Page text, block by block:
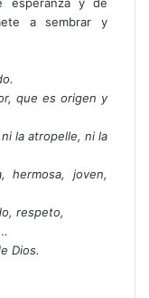
a sembrar y
que es origen y
la atropelle, ni la
hermosa, joven,
respeto,
Dios.